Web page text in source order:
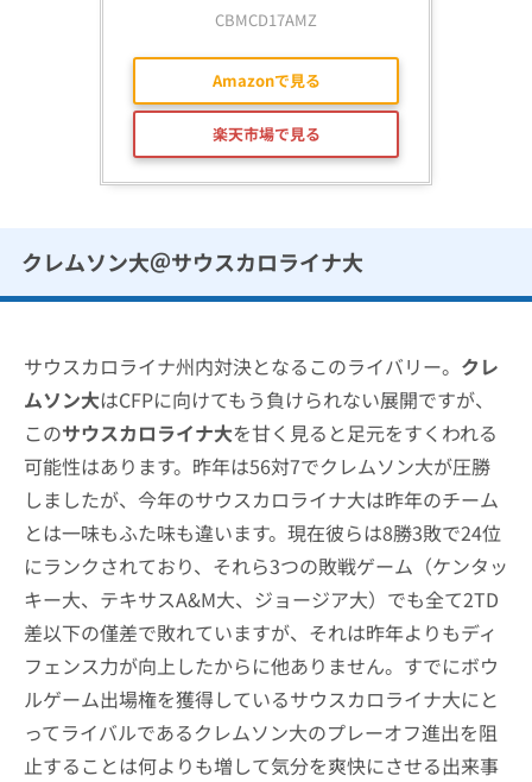
CBMCD17AMZ
Amazonで見る
楽天市場で見る
クレムソン大＠サウスカロライナ大
サウスカロライナ州内対決となるこのライバリー。 クレ
ムソン大はCFPに向けてもう負けられない展開ですが、
このサウスカロライナ大を甘く見ると足元をすくわれる
可能性はあります。昨年は56対7でクレムソン大が圧勝
しましたが、今年のサウスカロライナ大は昨年のチーム
とは一味もふた味も違います。現在彼らは8勝3敗で24位
にランクされており、それら3つの敗戦ゲーム（ケンタッ
キー大、テキサスA&M大、ジョージア大）でも全て2TD
差以下の僅差で敗れていますが、それは昨年よりもディ
フェンス力が向上したからに他ありません。すでにボウ
ルゲーム出場権を獲得しているサウスカロライナ大にと
ってライバルであるクレムソン大のプレーオフ進出を阻
止することは何よりも増して気分を爽快にさせる出来事